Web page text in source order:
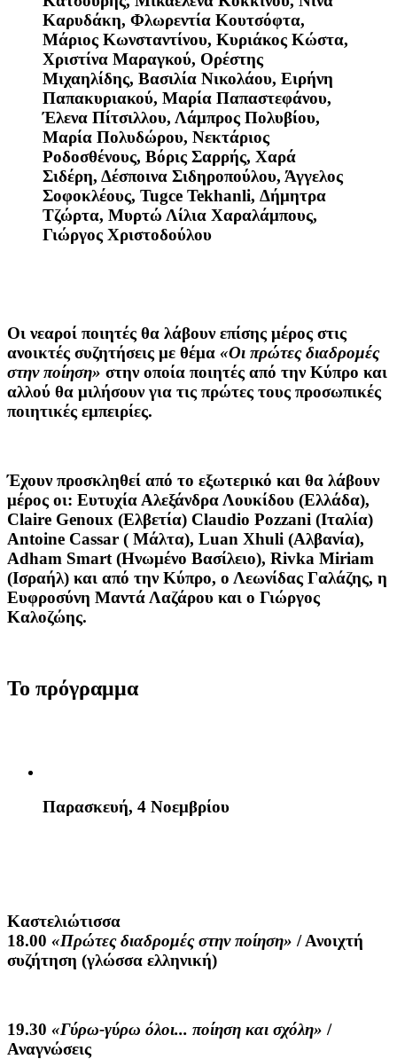
Καρυδάκη, Φλωρεντία Κουτσόφτα,
Μάριος Κωνσταντίνου, Κυριάκος Κώστα,
Χριστίνα Μαραγκού, Ορέστης
Μιχαηλίδης, Βασιλία Νικολάου, Ειρήνη
Παπακυριακού, Μαρία Παπαστεφάνου,
Έλενα Πίτσιλλου, Λάμπρος Πολυβίου,
Μαρία Πολυδώρου, Νεκτάριος
Ροδοσθένους, Βόρις Σαρρής, Χαρά
Σιδέρη, Δέσποινα Σιδηροπούλου, Άγγελος
Σοφοκλέους, Tugce Tekhanli, Δήμητρα
Τζώρτα, Μυρτώ Λίλια Χαραλάμπους,
Γιώργος Χριστοδούλου
Οι νεαροί ποιητές θα λάβουν επίσης μέρος στις
ανοικτές συζητήσεις με θέμα «Οι πρώτες διαδρομές
στην ποίηση» στην οποία ποιητές από την Κύπρο και
αλλού θα μιλήσουν για τις πρώτες τους προσωπικές
ποιητικές εμπειρίες.
Έχουν προσκληθεί από το εξωτερικό και θα λάβουν
μέρος οι: Ευτυχία Αλεξάνδρα Λουκίδου (Ελλάδα),
Claire Genoux (Ελβετία) Claudio Pozzani (Ιταλία)
Antoine Cassar ( Μάλτα), Luan Xhuli (Αλβανία),
Adham Smart (Hνωμένο Βασίλειο), Rivka Miriam
(Iσραήλ) και από την Κύπρο, ο Λεωνίδας Γαλάζης, η
Ευφροσύνη Μαντά Λαζάρου και ο Γιώργος
Καλοζώης.
Το πρόγραμμα
Παρασκευή, 4 Νοεμβρίου
Καστελιώτισσα
18.00 «Πρώτες διαδρομές στην ποίηση» / Ανοιχτή
συζήτηση (γλώσσα ελληνική)
19.30 «Γύρω-γύρω όλοι... ποίηση και σχόλη» /
Αναγνώσεις